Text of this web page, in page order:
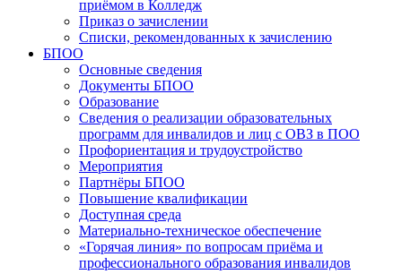
приёмом в Колледж
Приказ о зачислении
Списки, рекомендованных к зачислению
БПОО
Основные сведения
Документы БПОО
Образование
Сведения о реализации образовательных
программ для инвалидов и лиц с ОВЗ в ПОО
Профориентация и трудоустройство
Мероприятия
Партнёры БПОО
Повышение квалификации
Доступная среда
Материально-техническое обеспечение
«Горячая линия» по вопросам приёма и
профессионального образования инвалидов